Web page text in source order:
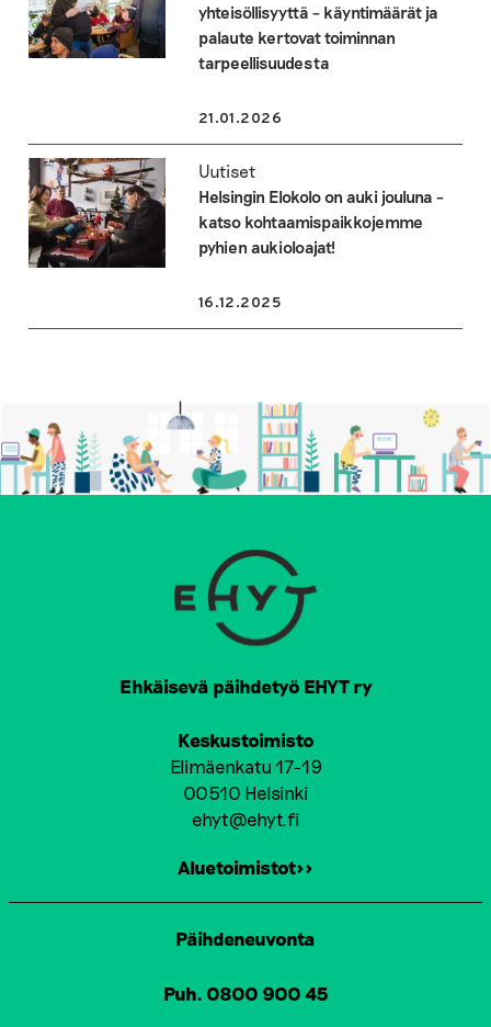
yhteisöllisyyttä – käyntimäärät ja
palaute kertovat toiminnan
tarpeellisuudesta
21.01.2026
Uutiset
Helsingin Elokolo on auki jouluna –
katso kohtaamispaikkojemme
pyhien aukioloajat!
16.12.2025
Ehkäisevä päihdetyö EHYT ry
Keskustoimisto
Elimäenkatu 17-19
00510 Helsinki
ehyt@ehyt.fi
Aluetoimistot>>
Päihdeneuvonta
Puh. 0800 900 45